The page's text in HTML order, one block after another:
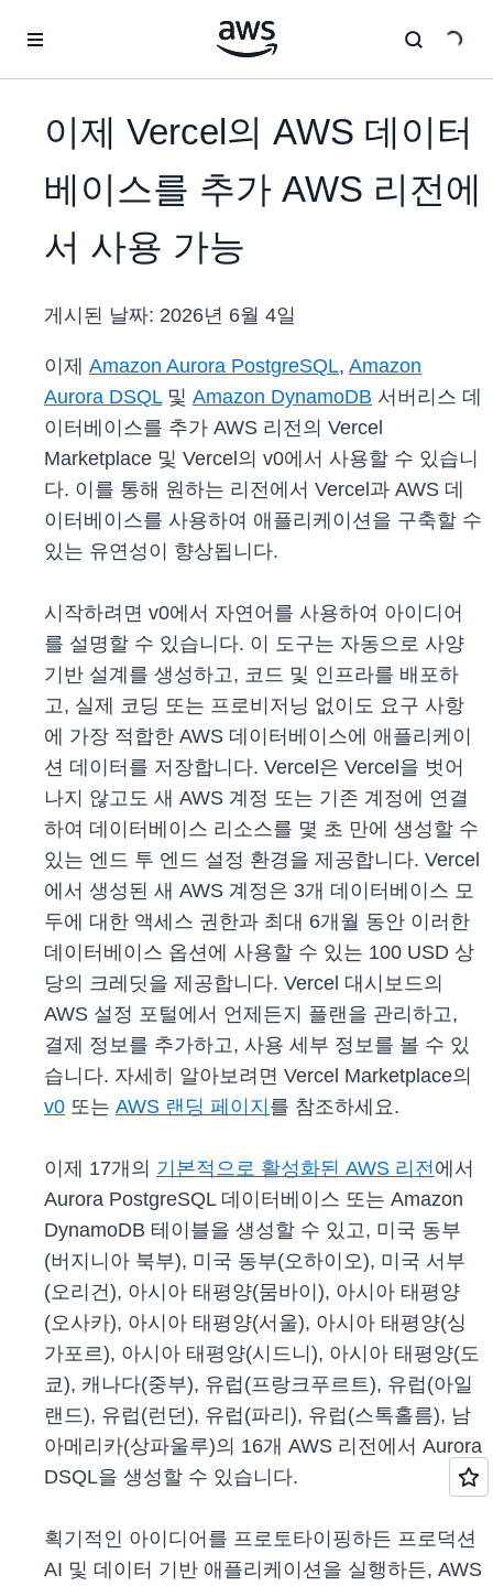
이제 Vercel의 AWS 데이터
베이스를 추가 AWS 리전에
서 사용 가능
게시된 날짜: 2026년 6월 4일
이제 Amazon Aurora PostgreSQL, Amazon
Aurora DSQL및 Amazon DynamoDB 서버리스 데
이터베이스를 추가 AWS 리전의 Vercel
Marketplace 및 Vercel의 v0에서 사용할 수 있습니
다. 이를 통해 원하는 리전에서 Vercel과 AWS 데
이터베이스를 사용하여 애플리케이션을 구축할 수
있는 유연성이 향상됩니다.
시작하려면 v0에서 자연어를 사용하여 아이디어
를 설명할 수 있습니다. 이 도구는 자동으로 사양
기반 설계를 생성하고, 코드 및 인프라를 배포하
고, 실제 코딩 또는 프로비저닝 없이도 요구 사항
에 가장 적합한 AWS 데이터베이스에 애플리케이
션 데이터를 저장합니다. Vercel은 Vercel을 벗어
나지 않고도 새 AWS 계정 또는 기존 계정에 연결
하여 데이터베이스 리소스를 몇 초 만에 생성할 수
있는 엔드 투 엔드 설정 환경을 제공합니다. Vercel
에서 생성된 새 AWS 계정은 3개 데이터베이스 모
두에 대한 액세스 권한과 최대 6개월 동안 이러한
데이터베이스 옵션에 사용할 수 있는 100 USD 상
당의 크레딧을 제공합니다. Vercel 대시보드의
AWS 설정 포털에서 언제든지 플랜을 관리하고,
결제 정보를 추가하고, 사용 세부 정보를 볼 수 있
습니다. 자세히 알아보려면 Vercel Marketplace의
v0 또는 AWS 랜딩 페이지 를 참조하세요.
이제 17개의 기본적으로 활성화된 AWS 리전에서
Aurora PostgreSQL 데이터베이스 또는 Amazon
DynamoDB 테이블을 생성할 수 있고, 미국 동부
(버지니아 북부), 미국 동부(오하이오), 미국 서부
(오리건), 아시아 태평양(뭄바이), 아시아 태평양
(오사카), 아시아 태평양(서울), 아시아 태평양(싱
가포르), 아시아 태평양(시드니), 아시아 태평양(도
쿄), 캐나다(중부), 유럽(프랑크푸르트), 유럽(아일
랜드), 유럽(런던), 유럽(파리), 유럽(스톡홀름), 남
아메리카(상파울루)의 16개 AWS 리전에서 Aurora
DSQL을 생성할 수 있습니다.
획기적인 아이디어를 프로토타이핑하든 프로덕션
AI 및 데이터 기반 애플리케이션을 실행하든, AWS